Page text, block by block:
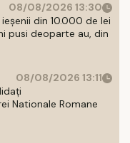
08/08/2026 13:30
din 10.000 de lei
pusi deoparte au, din
08/08/2026 13:11
Nationale Romane